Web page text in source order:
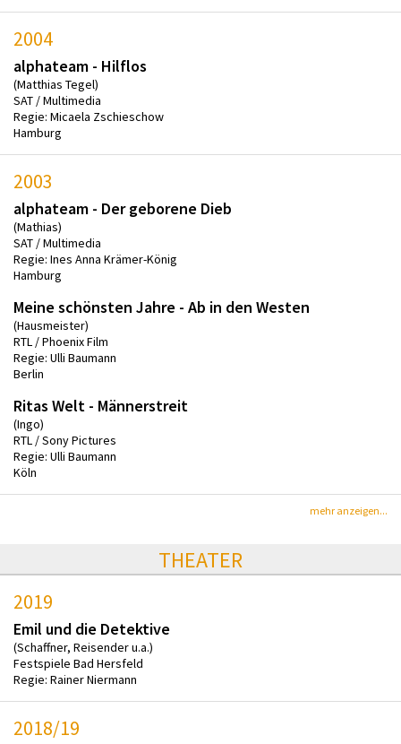
2004
alphateam - Hilflos
(Matthias Tegel)
SAT / Multimedia
Regie: Micaela Zschieschow
Hamburg
2003
alphateam - Der geborene Dieb
(Mathias)
SAT / Multimedia
Regie: Ines Anna Krämer-König
Hamburg
Meine schönsten Jahre - Ab in den Westen
(Hausmeister)
RTL / Phoenix Film
Regie: Ulli Baumann
Berlin
Ritas Welt - Männerstreit
(Ingo)
RTL / Sony Pictures
Regie: Ulli Baumann
Köln
mehr anzeigen...
THEATER
2019
Emil und die Detektive
(Schaffner, Reisender u.a.)
Festspiele Bad Hersfeld
Regie: Rainer Niermann
2018/19